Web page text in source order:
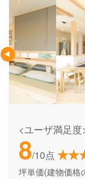
<ユーザ満足度
8/10点
坪単価(建物価格